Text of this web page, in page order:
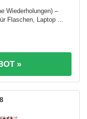
Wiederholungen) –
Flaschen, Laptop ...
»
8